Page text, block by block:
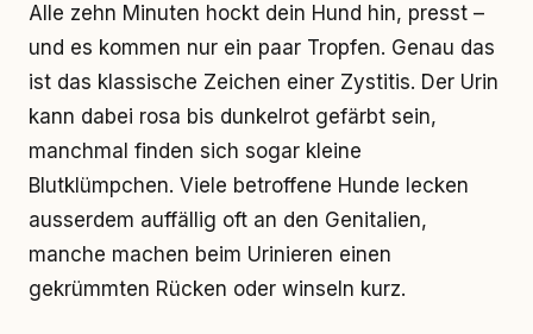
Alle zehn Minuten hockt dein Hund hin, presst –
und es kommen nur ein paar Tropfen. Genau das
ist das klassische Zeichen einer Zystitis. Der Urin
kann dabei rosa bis dunkelrot gefärbt sein,
manchmal finden sich sogar kleine
Blutklümpchen. Viele betroffene Hunde lecken
ausserdem auffällig oft an den Genitalien,
manche machen beim Urinieren einen
gekrümmten Rücken oder winseln kurz.